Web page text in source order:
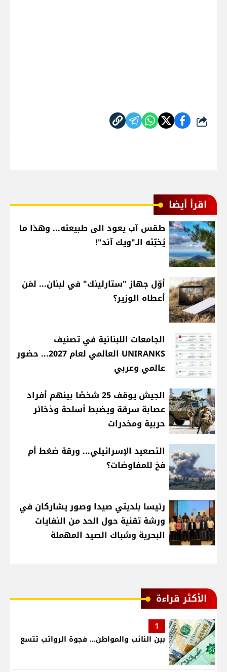
شارك
اقرأ أيضا
طقس آب يعود الى طبيعته... وهذا ما
يُخبّئه الـ"ويك آند"!
أوّل جهاز "ستارلينك" في لبنان... لمَن
أعطاه الوزير؟
الجامعات اللبنانية في تصنيف
UNIRANKS العالمي لعام 2027... حضور
عالمي وعربي
الجيش يوقف 25 شخصًا بينهم أفراد
عصابة سرقة ويضبط أسلحة وذخائر
حربية ومخدرات
التصعيد الإسرائيلي... ورقة ضغط أم
فخ للمفاوضات؟
رئيسا بلديتي صيدا وصور يشاركان في
ورشة تقنية حول الحد من النفايات
البحرية وشباك الصيد المهملة
الأكثر قراءة
1
بين النائب والمواطن... فجوة الرواتب تتسع